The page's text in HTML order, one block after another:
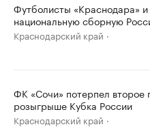
Футболисты «Краснодара»
национальную сборную
Краснодарский край
ФК «Сочи» потерпел второе
розыгрыше Кубка России
Краснодарский край